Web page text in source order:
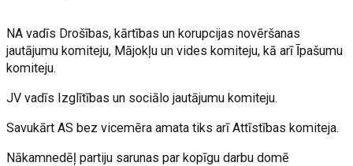
NA vadīs Drošības, kārtības un korupcijas novēršanas
jautājumu komiteju, Mājokļu un vides komiteju, kā arī Īpašumu
komiteju.
JV vadīs Izglītības un sociālo jautājumu komiteju.
Savukārt AS bez vicemēra amata tiks arī Attīstības komiteja.
Nākamnedēļ partiju sarunas par kopīgu darbu domē